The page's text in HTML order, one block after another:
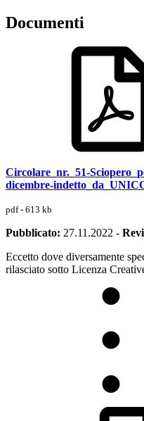
Documenti
Circolare_nr._51-
dicembre-
pdf - 613 kb
Pubblicato: 27.11.2022 -
Eccetto dove diversamente
rilasciato sotto Licenza